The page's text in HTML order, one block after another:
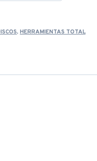
, HERRAMIENTAS TOTAL